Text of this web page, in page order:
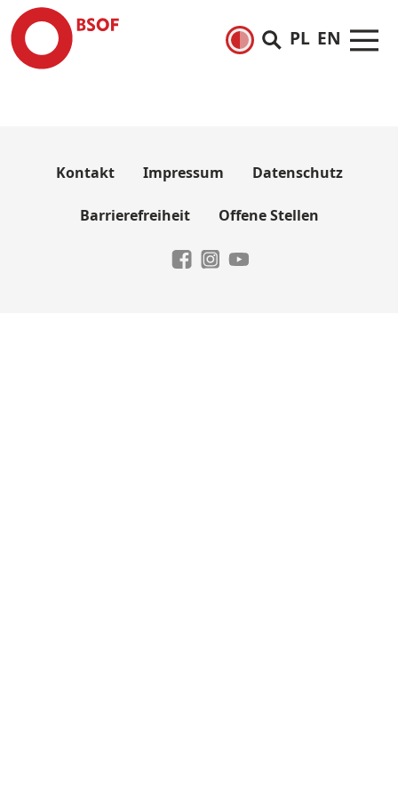
PL EN
Kontakt Impressum Datenschutz
Barrierefreiheit Offene Stellen